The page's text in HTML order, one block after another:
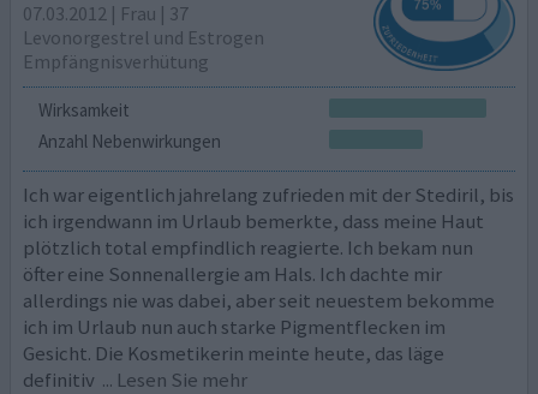
07.03.2012 | Frau | 37
Levonorgestrel und Estrogen
Empfängnisverhütung
Wirksamkeit
Anzahl Nebenwirkungen
Ich war eigentlich jahrelang zufrieden mit der Stediril, bis
ich irgendwann im Urlaub bemerkte, dass meine Haut
plötzlich total empfindlich reagierte. Ich bekam nun
öfter eine Sonnenallergie am Hals. Ich dachte mir
allerdings nie was dabei, aber seit neuestem bekomme
ich im Urlaub nun auch starke Pigmentflecken im
Gesicht. Die Kosmetikerin meinte heute, das läge
definitiv ... Lesen Sie mehr